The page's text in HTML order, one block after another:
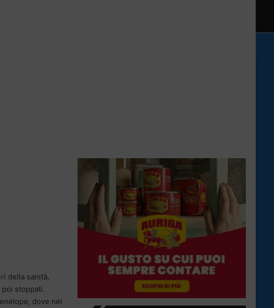
della sanità,
stoppati.
dove nel